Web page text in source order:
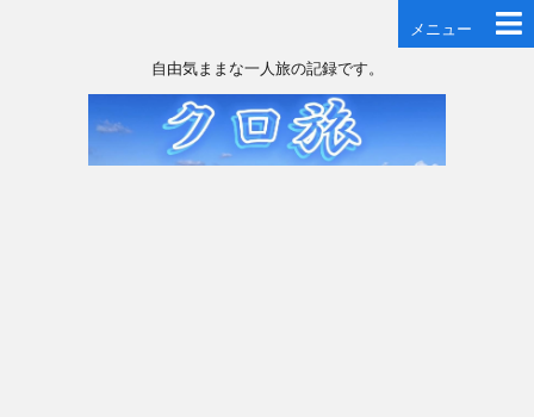
メニュー
自由気ままな一人旅の記録です。